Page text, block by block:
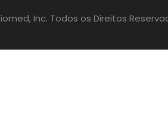
Inc. Todos os Direitos